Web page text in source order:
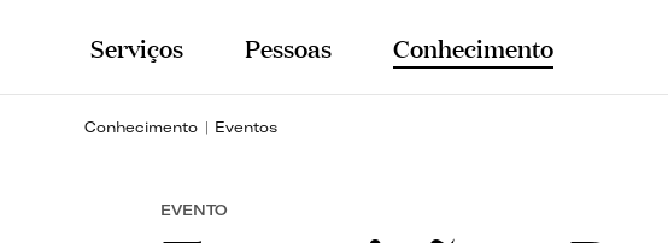
Serviços Pessoas Conhecimento
Conhecimento Eventos
EVENTO